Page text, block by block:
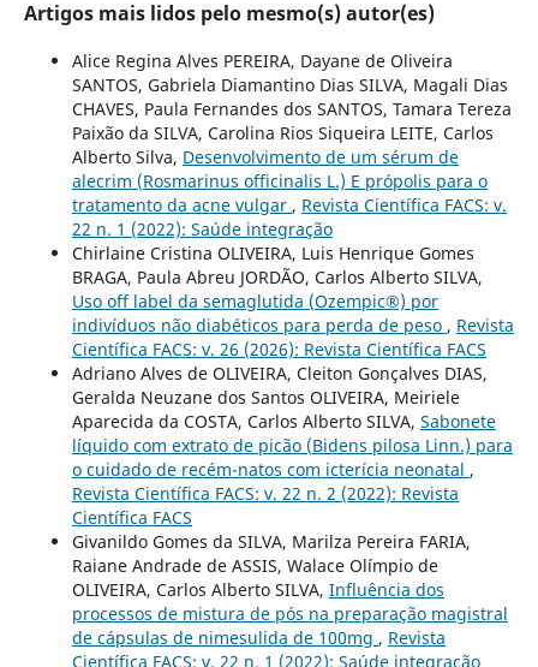
Artigos mais lidos pelo mesmo(s) autor(es)
Alice Regina Alves PEREIRA, Dayane de Oliveira
SANTOS, Gabriela Diamantino Dias SILVA, Magali Dias
CHAVES, Paula Fernandes dos SANTOS, Tamara Tereza
Paixão da SILVA, Carolina Rios Siqueira LEITE, Carlos
Alberto Silva, Desenvolvimento de um sérum de
alecrim (Rosmarinus officinalis L.) E própolis para o
tratamento da acne vulgar , Revista Científica FACS: v.
22 n. 1 (2022): Saúde integração
Chirlaine Cristina OLIVEIRA, Luis Henrique Gomes
BRAGA, Paula Abreu JORDÃO, Carlos Alberto SILVA,
Uso off label da semaglutida (Ozempic®) por
indivíduos não diabéticos para perda de peso , Revista
Científica FACS: v. 26 (2026): Revista Científica FACS
Adriano Alves de OLIVEIRA, Cleiton Gonçalves DIAS,
Geralda Neuzane dos Santos OLIVEIRA, Meiriele
Aparecida da COSTA, Carlos Alberto SILVA, Sabonete
líquido com extrato de picão (Bidens pilosa Linn.) para
o cuidado de recém-natos com icterícia neonatal ,
Revista Científica FACS: v. 22 n. 2 (2022): Revista
Científica FACS
Givanildo Gomes da SILVA, Marilza Pereira FARIA,
Raiane Andrade de ASSIS, Walace Olímpio de
OLIVEIRA, Carlos Alberto SILVA, Influência dos
processos de mistura de pós na preparação magistral
de cápsulas de nimesulida de 100mg , Revista
Científica FACS: v. 22 n. 1 (2022): Saúde integração